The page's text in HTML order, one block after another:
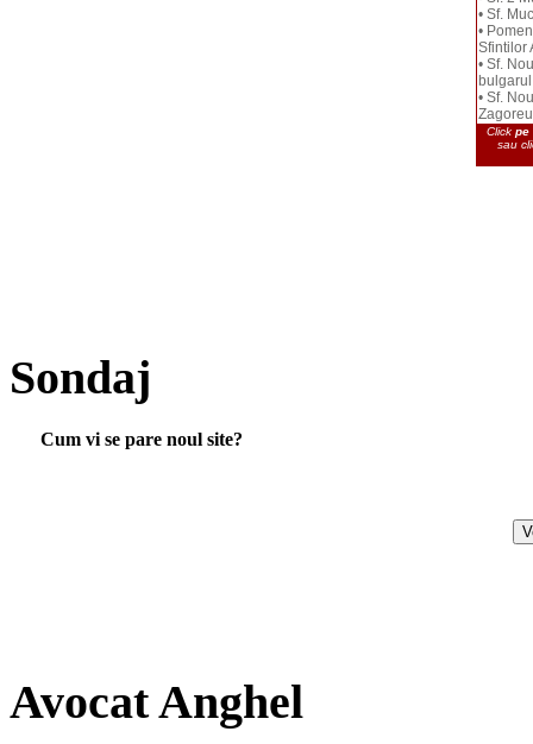
• Sf.
•
Sfintilor
• Sf.
bulgarul
• Sf.
Click pe
sau
Sondaj
Cum vi se pare noul site?
Avocat Anghel